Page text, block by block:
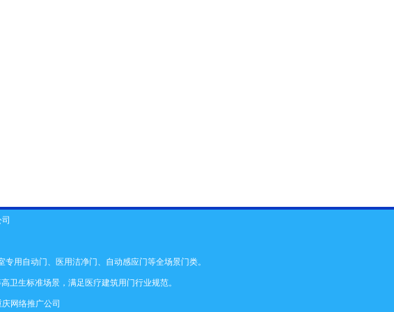
专用自动门 医用洁净门 、自动感应门等全场景门类。
卫生标准场景，满足医疗建筑用门行业规范。
庆网络推广公司